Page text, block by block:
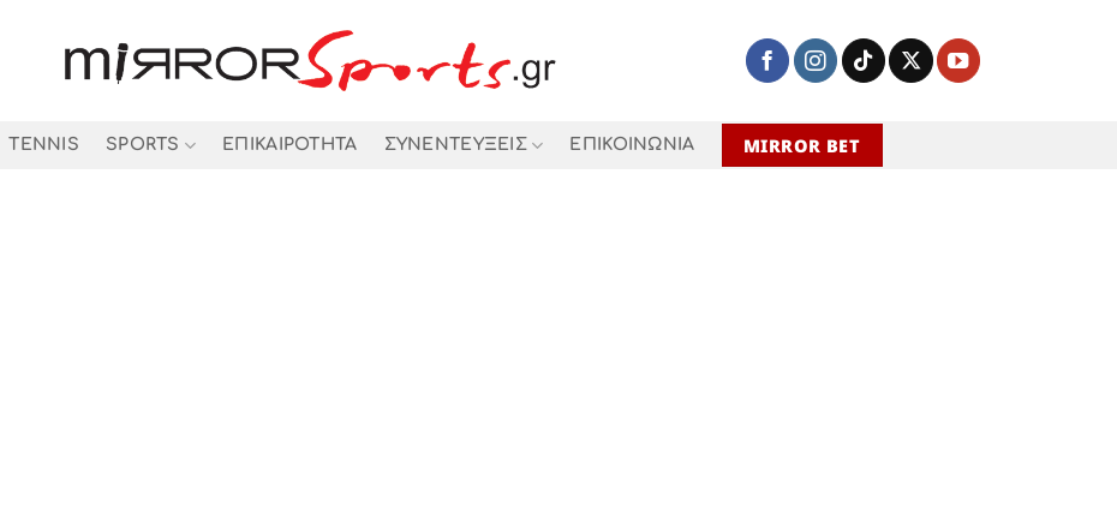
TENNIS SPORTS ΕΠΙΚΑΙΡΟΤΗΤΑ ΣΥΝΕΝΤΕΥΞΕΙΣ ΕΠΙΚΟΙΝΩΝΙΑ MIRROR BET